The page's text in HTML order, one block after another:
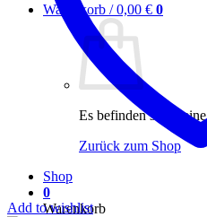
Warenkorb /0,00 € 0
Es befinden sich
Zurück zum Shop
Shop
0
Warenkorb
Add to wishlist